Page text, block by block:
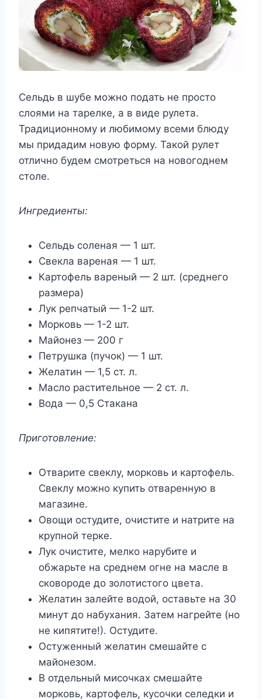
Сельдь в шубе можно подать не просто
слоями на тарелке, а в виде рулета.
Традиционному и любимому всеми блюду
мы придадим новую форму. Такой рулет
отлично будем смотреться на новогоднем
столе.
Ингредиенты:
Сельдь соленая — 1 шт.
Свекла вареная — 1 шт.
Картофель вареный — 2 шт. (среднего
размера)
Лук репчатый — 1-2 шт.
Морковь — 1-2 шт.
Майонез — 200 г
Петрушка (пучок) — 1 шт.
Желатин — 1,5 ст. л.
Масло растительное — 2 ст. л.
Вода — 0,5 Стакана
Приготовление:
Отварите свеклу, морковь и картофель.
Свеклу можно купить отваренную в
магазине.
Овощи остудите, очистите и натрите на
крупной терке.
Лук очистите, мелко нарубите и
обжарьте на среднем огне на масле в
сковороде до золотистого цвета.
Желатин залейте водой, оставьте на 30
минут до набухания. Затем нагрейте (но
не кипятите!). Остудите.
Остуженный желатин смешайте с
майонезом.
В отдельный мисочках смешайте
морковь, картофель, кусочки селедки и